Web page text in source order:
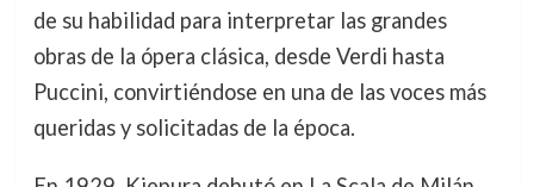
de su habilidad para interpretar las grandes
obras de la ópera clásica, desde Verdi hasta
Puccini, convirtiéndose en una de las voces más
queridas y solicitadas de la época.